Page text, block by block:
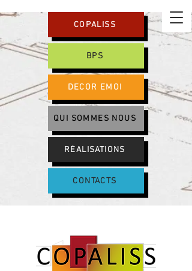
COPALISS
BPS
DECOR EMOI
QUI SOMMES NOUS
RÉALISATIONS
CONTACTS